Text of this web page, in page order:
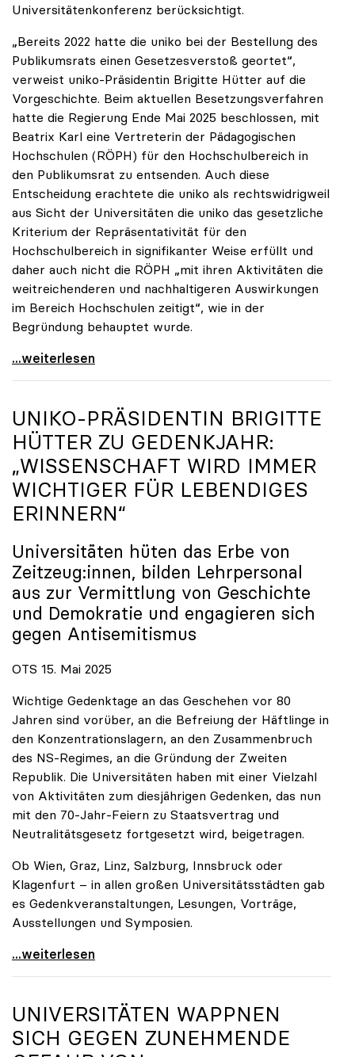
Universitätenkonferenz berücksichtigt.
„Bereits 2022 hatte die uniko bei der Bestellung des
Publikumsrats einen Gesetzesverstoß geortet“,
verweist uniko-Präsidentin Brigitte Hütter auf die
Vorgeschichte. Beim aktuellen Besetzungsverfahren
hatte die Regierung Ende Mai 2025 beschlossen, mit
Beatrix Karl eine Vertreterin der Pädagogischen
Hochschulen (RÖPH) für den Hochschulbereich in
den Publikumsrat zu entsenden. Auch diese
Entscheidung erachtete die uniko als rechtswidrigweil
aus Sicht der Universitäten die uniko das gesetzliche
Kriterium der Repräsentativität für den
Hochschulbereich in signifikanter Weise erfüllt und
daher auch nicht die RÖPH „mit ihren Aktivitäten die
weitreichenderen und nachhaltigeren Auswirkungen
im Bereich Hochschulen zeitigt“, wie in der
Begründung behauptet wurde.
ORF-Publikumsrat: Regierung entsendet nun doch
...weiterlesen
UNIKO-PRÄSIDENTIN BRIGITTE
HÜTTER ZU GEDENKJAHR:
„WISSENSCHAFT WIRD IMMER
WICHTIGER FÜR LEBENDIGES
ERINNERN“
Universitäten hüten das Erbe von
Zeitzeug:innen, bilden Lehrpersonal
aus zur Vermittlung von Geschichte
und Demokratie und engagieren sich
gegen Antisemitismus
OTS 15. Mai 2025
Wichtige Gedenktage an das Geschehen vor 80
Jahren sind vorüber, an die Befreiung der Häftlinge in
den Konzentrationslagern, an den Zusammenbruch
des NS-Regimes, an die Gründung der Zweiten
Republik. Die Universitäten haben mit einer Vielzahl
von Aktivitäten zum diesjährigen Gedenken, das nun
mit den 70-Jahr-Feiern zu Staatsvertrag und
Neutralitätsgesetz fortgesetzt wird, beigetragen.
Ob Wien, Graz, Linz, Salzburg, Innsbruck oder
Klagenfurt – in allen großen Universitätsstädten gab
es Gedenkveranstaltungen, Lesungen, Vorträge,
Ausstellungen und Symposien.
uniko-Präsidentin Brigitte Hütter zu Gedenkjahr:
...weiterlesen
UNIVERSITÄTEN WAPPNEN
SICH GEGEN ZUNEHMENDE